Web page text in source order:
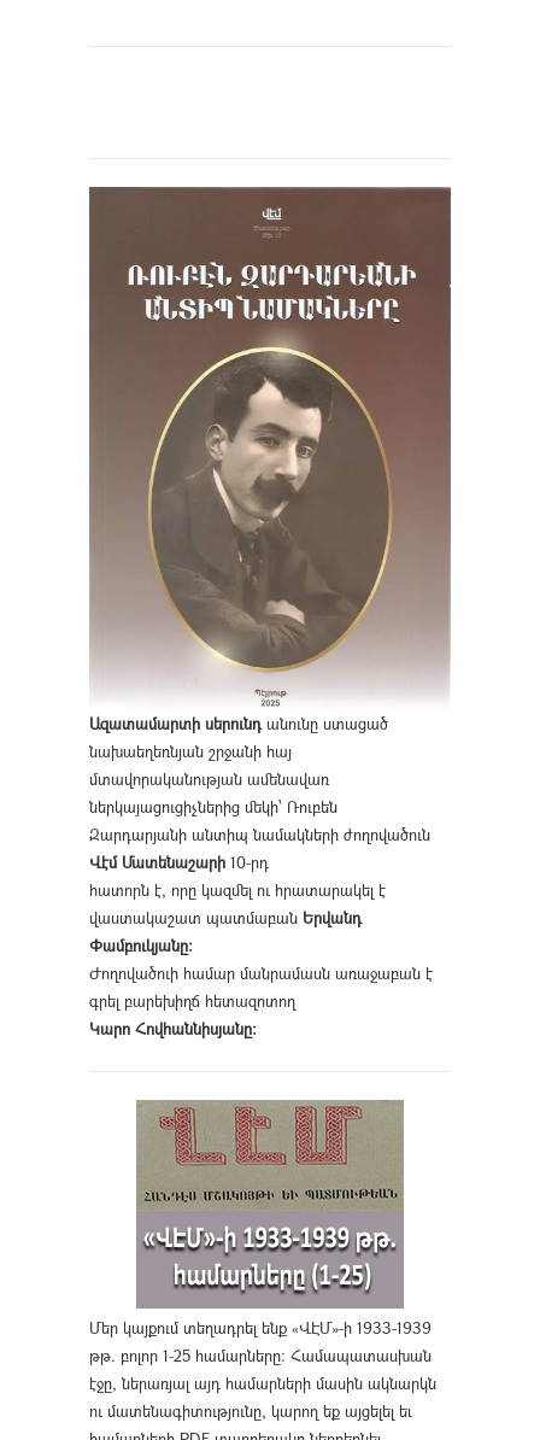
Ազատամարտի սերունդանունը ստացած
նախաեղեռնյան շրջանի հայ
մտավորականության ամենավառ
ներկայացուցիչներից մեկի՝ Ռուբեն
Զարդարյանի անտիպ նամակների ժողովածուն
Վէմ Մատենաշարի 10-րդ
հատորն է, որը կազմել ու հրատարակել է
վաստակաշատ պատմաբան Երվանդ
Փամբուկյանը։
Ժողովածուի համար մանրամասն առաջաբան է
գրել բարեխիղճ հետազոտող
Կարո Հովհաննիսյանը։
Մեր կայքում տեղադրել ենք «ՎԷՄ»-ի 1933-1939
թթ. բոլոր 1-25 համարները։ Համապատասխան
էջը, ներառյալ այդ համարների մասին ակնարկն
ու մատենագիտությունը, կարող եք այցելել եւ